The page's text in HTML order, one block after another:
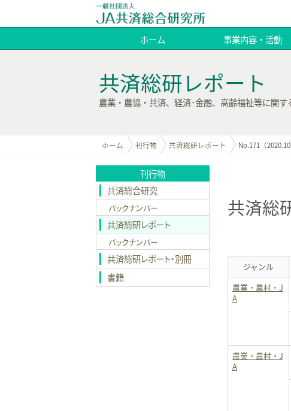
ホーム 事業内容・活動
共済総研レポート
農業・農協・共済、経済･金融、高齢福祉等に関
ホーム 刊行物 共済総研レポート No.171（2020.10
刊行物
共済総合研究
バックナンバー
共済総研レポート
バックナンバー
共済総研レポート・別冊
書籍
共済総
ジャンル
農業・農村・J
A
農業・農村・J
A